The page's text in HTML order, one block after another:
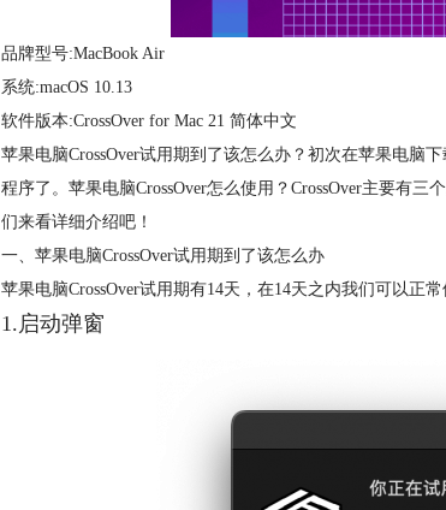
品牌型号:MacBook Air
系统:macOS 10.13
软件版本:CrossOver for Mac 21 简体中文
苹果电脑CrossOver试用期到了该怎么办？初次在苹果电脑
程序了。苹果电脑CrossOver怎么使用？CrossOver主要有
们来看详细介绍吧！
一、苹果电脑CrossOver试用期到了该怎么办
苹果电脑CrossOver试用期有14天，在14天之内我们可以正常
1.启动弹窗